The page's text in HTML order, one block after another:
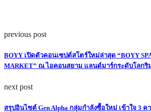
previous post
BOYY เปิดตัวคอนเซปต์สโตร์ใหม่ล่าสุด “BOYY
MARKET” ณ ไอคอนสยาม แลนด์มาร์กระดับโลกริ
next post
สรุปอินไซต์ Gen Alpha กลุ่มกำลังซื้อใหม่ เข้าใจ 3